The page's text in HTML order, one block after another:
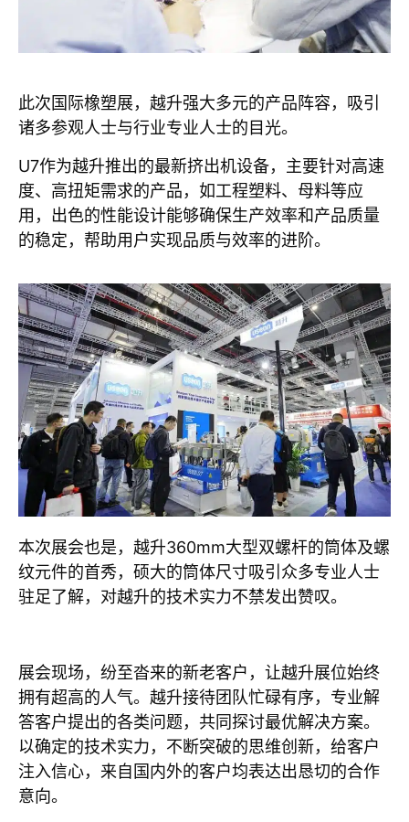
此次国际橡塑展，越升强大多元的产品阵容，吸引
诸多参观人士与行业专业人士的目光。
U7作为越升推出的最新挤出机设备，主要针对高速
度、高扭矩需求的产品，如工程塑料、母料等应
用，出色的性能设计能够确保生产效率和产品质量
的稳定，帮助用户实现品质与效率的进阶。
本次展会也是，越升360mm大型双螺杆的筒体及螺
纹元件的首秀，硕大的筒体尺寸吸引众多专业人士
驻足了解，对越升的技术实力不禁发出赞叹。
展会现场，纷至沓来的新老客户，让越升展位始终
拥有超高的人气。越升接待团队忙碌有序，专业解
答客户提出的各类问题，共同探讨最优解决方案。
以确定的技术实力，不断突破的思维创新，给客户
注入信心，来自国内外的客户均表达出恳切的合作
意向。